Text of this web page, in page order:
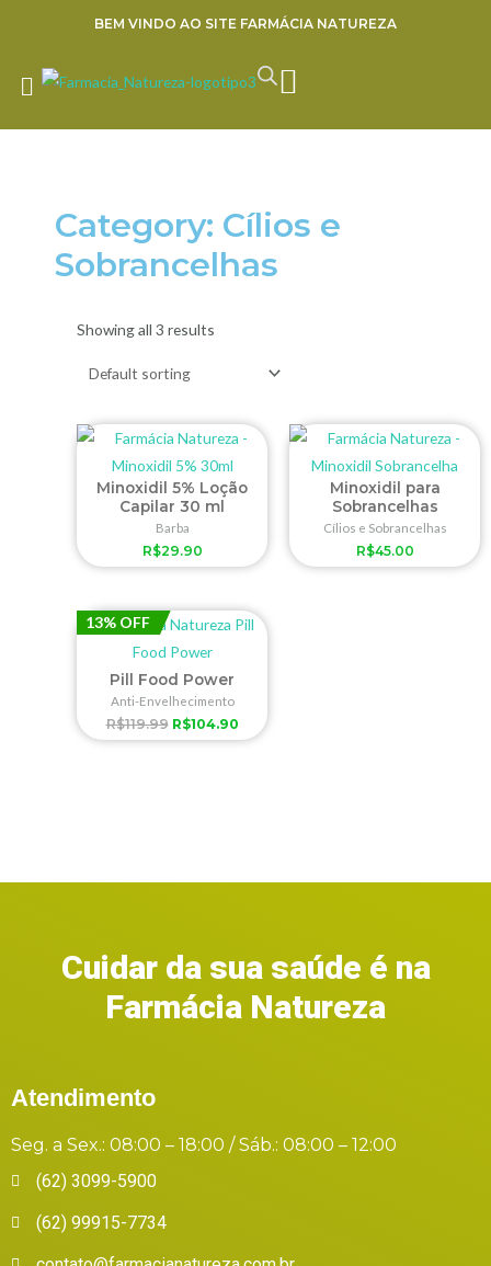
conteúdo
BEM VINDO AO SITE FARMÁCIA NATUREZA
Category: Cílios e
Sobrancelhas
Showing all 3 results
Minoxidil 5% Loção
Capilar 30 ml
Barba
R$29.90
Minoxidil para
Sobrancelhas
Cílios e Sobrancelhas
R$45.00
13% OFF
Pill Food Power
Anti-Envelhecimento
R$119.99 R$104.90
Cuidar da sua saúde é na
Farmácia Natureza
Atendimento
Seg. a Sex.: 08:00 – 18:00 / Sáb.: 08:00 – 12:00
(62) 3099-5900
(62) 99915-7734